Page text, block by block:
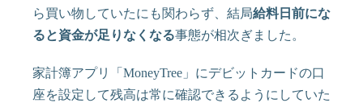
ら買い物していたにも関わらず、結局給料日前にな
ると資金が足りなくなる事態が相次ぎました。
家計簿アプリ「MoneyTree」にデビットカードの口
座を設定して残高は常に確認できるようにしていた